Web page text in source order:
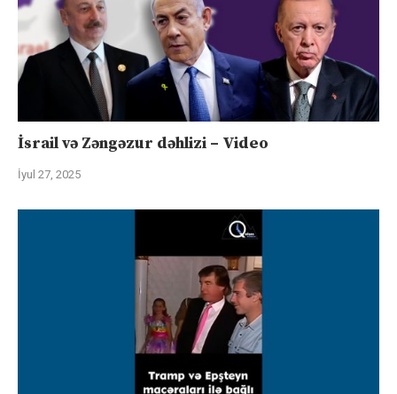
İsrail və Zəngəzur dəhlizi – Video
İyul 27, 2025